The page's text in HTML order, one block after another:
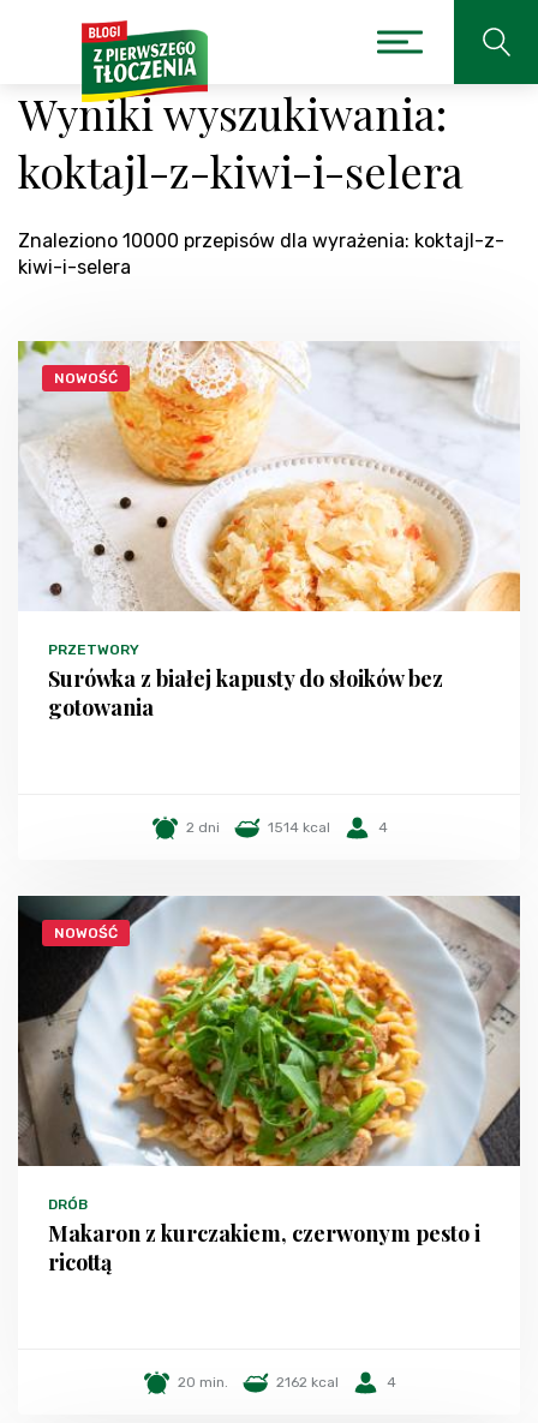
Wyniki wyszukiwania:
koktajl-z-kiwi-i-selera
Znaleziono 10000 przepisów dla wyrażenia: koktajl-z-
kiwi-i-selera
NOWOŚĆ
PRZETWORY
Surówka z białej kapusty do słoików bez
gotowania
2 dni 1514 kcal 4
NOWOŚĆ
DRÓB
Makaron z kurczakiem, czerwonym pesto i
ricottą
20 min. 2162 kcal 4